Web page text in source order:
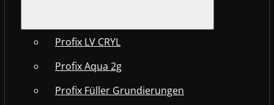
Profix LV CRYL
Profix Aqua 2g
Profix Füller Grundierungen